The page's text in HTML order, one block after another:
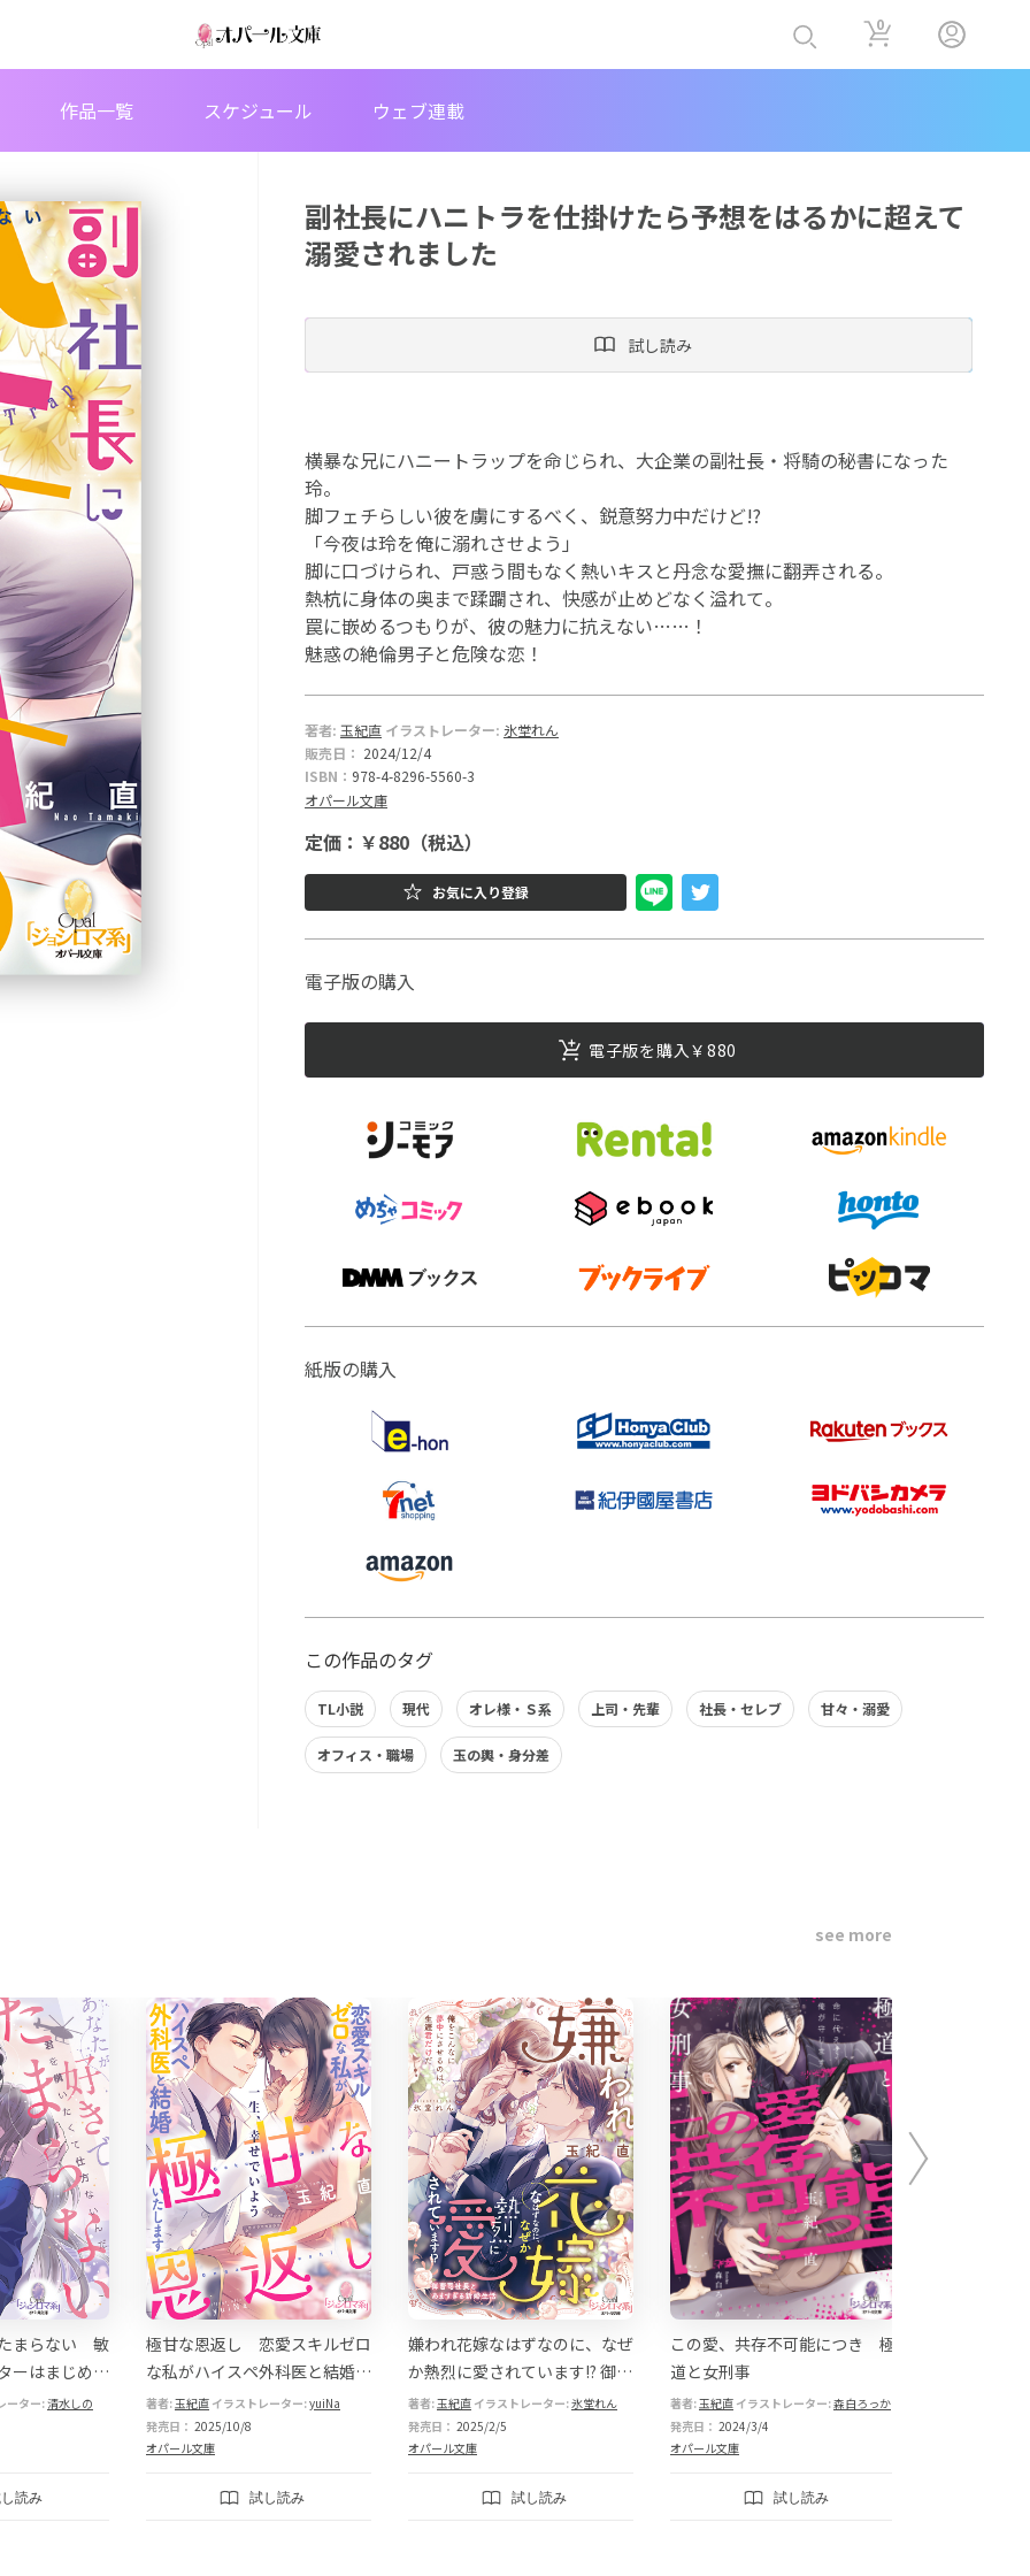
作品一覧 スケジュール ウェブ連載
0
副社長にハニトラを仕掛けたら予想をはるかに超えて
溺愛されました
試し読み
横暴な兄にハニートラップを命じられ、大企業の副社長・将騎の秘書になった
玲。
脚フェチらしい彼を虜にするべく、鋭意努力中だけど!?
「今夜は玲を俺に溺れさせよう」
脚に口づけられ、戸惑う間もなく熱いキスと丹念な愛撫に翻弄される。
熱杭に身体の奥まで蹂躙され、快感が止めどなく溢れて。
罠に嵌めるつもりが、彼の魅力に抗えない……！
魅惑の絶倫男子と危険な恋！
著者: 玉紀直 イラストレーター: 氷堂れん
販売日： 2024/12/4
ISBN： 978-4-8296-5560-3
オパール文庫
定価：￥880（税込）
お気に入り登録
電子版の購入
電子版を購入￥880
紙版の購入
この作品のタグ
TL小説 現代 オレ様・Ｓ系 上司・先輩 社長・セレブ 甘々・溺愛
オフィス・職場 玉の輿・身分差
see more
まらない 敏
ーはまじめな
愛したい
ーター:清水しの
読み
極甘な恩返し 恋愛スキルゼロ
な私がハイスペ外科医と結婚い
たします
著者:玉紀直 イラストレーター:yuiNa
発売日： 2025/10/8
オパール文庫
試し読み
嫌われ花嫁なはずなのに、なぜ
か熱烈に愛されています!? 御曹
司社長とあますぎる新婚生活
著者:玉紀直 イラストレーター:氷堂れん
発売日： 2025/2/5
オパール文庫
試し読み
この愛、共存不可能につき 極
道と女刑事
著者:玉紀直 イラストレーター:森白ろっか
発売日： 2024/3/4
オパール文庫
試し読み